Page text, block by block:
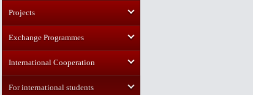
Projects
Exchange Programmes
International Cooperation
For international students